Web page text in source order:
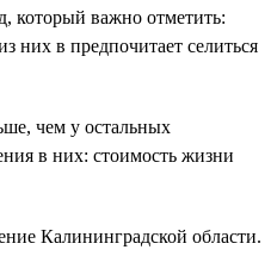
который важно отметить:
них в предпочитает селиться
чем у остальных
в них: стоимость жизни
Калининградской области.